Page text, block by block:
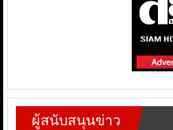
ผู้สนับสนุนข่าว